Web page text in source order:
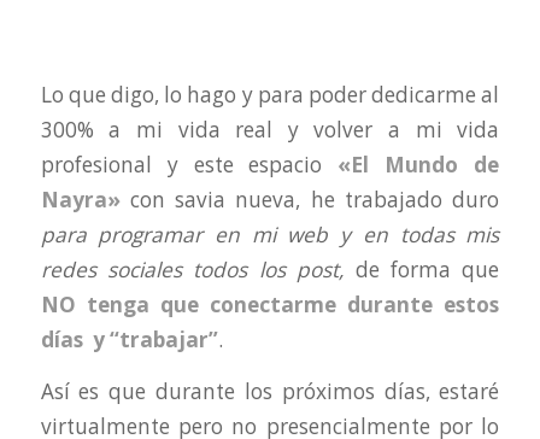
Lo que digo, lo hago y para poder dedicarme al
300% a mi vida real y volver a mi vida
profesional y este espacio «El Mundo de
Nayra»con savia nueva, he trabajado duro
para programar en mi web y en todas mis
redes sociales todos los post, de forma que
NO tenga que conectarme durante estos
días y “trabajar”.
Así es que durante los próximos días, estaré
virtualmente pero no presencialmente por lo